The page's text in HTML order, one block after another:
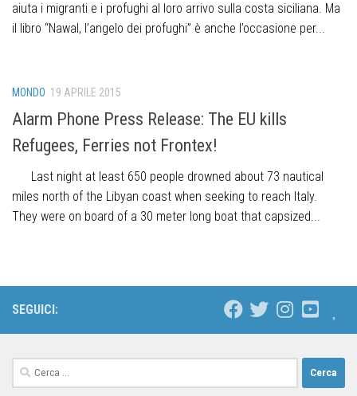
aiuta i migranti e i profughi al loro arrivo sulla costa siciliana. Ma
il libro “Nawal, l’angelo dei profughi” è anche l’occasione per...
MONDO 19 APRILE 2015
Alarm Phone Press Release: The EU kills
Refugees, Ferries not Frontex!
Last night at least 650 people drowned about 73 nautical
miles north of the Libyan coast when seeking to reach Italy.
They were on board of a 30 meter long boat that capsized...
SEGUICI: